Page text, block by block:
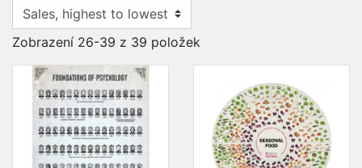
Zobrazení 26-39 z 39 položek